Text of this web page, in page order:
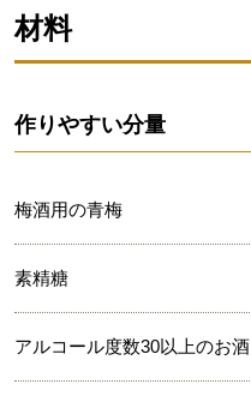
材料
作りやすい分量
梅酒用の青梅
素精糖
アルコール度数30以上のお酒